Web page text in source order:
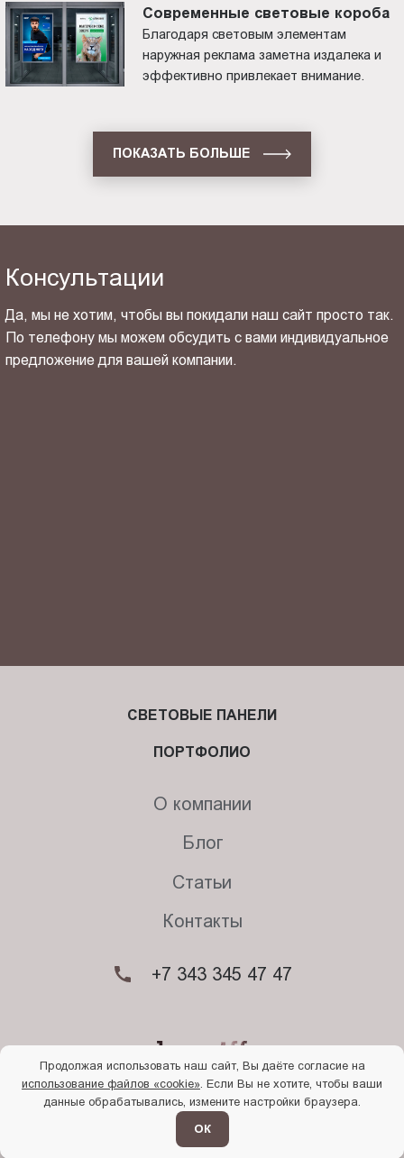
Современные световые короба
Благодаря световым элементам
наружная реклама заметна издалека и
эффективно привлекает внимание.
ПОКАЗАТЬ БОЛЬШЕ
Консультации
Да, мы не хотим, чтобы вы покидали наш сайт просто так.
По телефону мы можем обсудить с вами индивидуальное
предложение для вашей компании.
© 2026. Begriff
Политика конфиденциальности
СВЕТОВЫЕ ПАНЕЛИ
ПОРТФОЛИО
О компании
Блог
Статьи
Контакты
+7 343 345 47 47
Продолжая использовать наш сайт, Вы даёте согласие на
использование файлов «cookie» . Если Вы не хотите, чтобы ваши
данные обрабатывались, измените настройки браузера.
ОК